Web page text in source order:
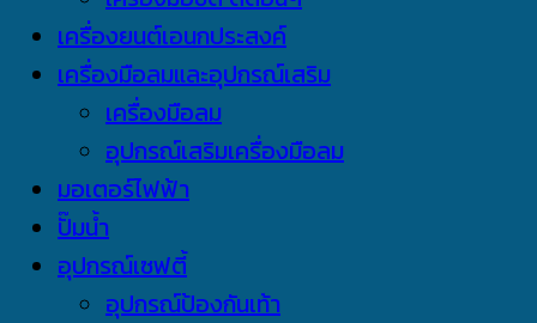
เครื่องยนต์เอนกประสงค์
เครื่องมือลมและอุปกรณ์เสริม
เครื่องมือลม
อุปกรณ์เสริมเครื่องมือลม
มอเตอร์ไฟฟ้า
ปั๊มน้ำ
อุปกรณ์เซฟตี้
อุปกรณ์ป้องกันเท้า